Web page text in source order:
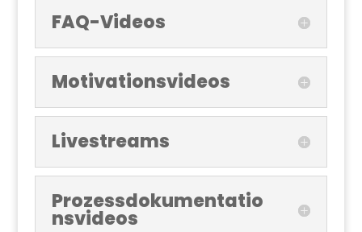
FAQ-Videos
Motivationsvideos
Livestreams
Prozessdokumentatio
nsvideos